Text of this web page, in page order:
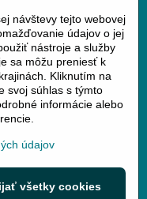
návštevy tejto webovej
údajov o jej
nástroje a služby
sa môžu preniesť k
Kliknutím na
svoj súhlas s týmto
informácie alebo
údajov
všetky cookies